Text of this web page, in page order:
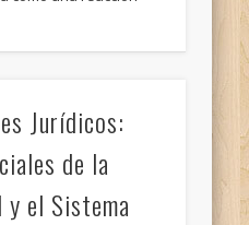
Jurídicos:
de la
y el Sistema